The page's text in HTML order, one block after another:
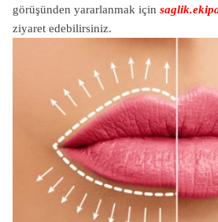
görüşünden yararlanmak için
ziyaret edebilirsiniz.